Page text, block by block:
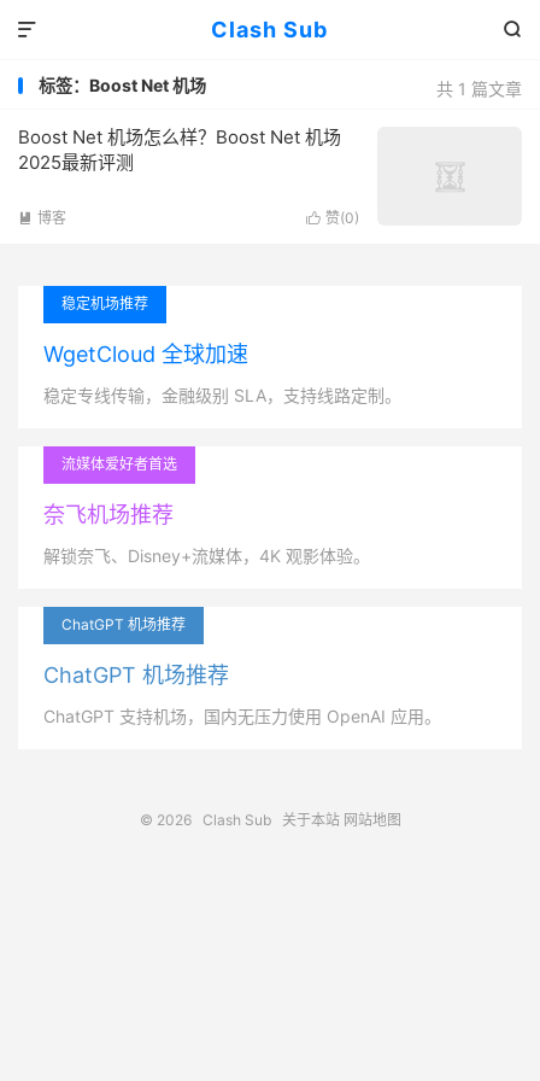
Clash Sub 

共 1 篇文章
标签：Boost Net 机场
Boost Net 机场怎么样？Boost Net 机场
2025最新评测
 赞(0)
 博客
稳定机场推荐
WgetCloud 全球加速
稳定专线传输，金融级别 SLA，支持线路定制。
流媒体爱好者首选
奈飞机场推荐
解锁奈飞、Disney+流媒体，4K 观影体验。
ChatGPT 机场推荐
ChatGPT 机场推荐
ChatGPT 支持机场，国内无压力使用 OpenAI 应用。
© 2026 Clash Sub 关于本站 网站地图